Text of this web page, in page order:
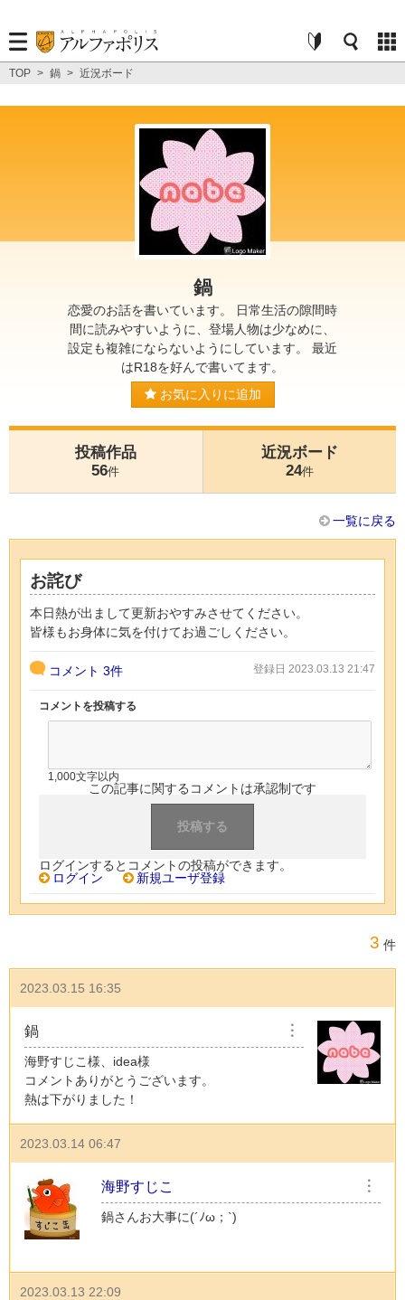
TOP > 鍋 > 近況ボード
鍋
恋愛のお話を書いています。 日常生活の隙間時
間に読みやすいように、登場人物は少なめに、
設定も複雑にならないようにしています。 最近
はR18を好んで書いてます。
お気に入りに追加
投稿作品
56件
近況ボード
24件
一覧に戻る
お詫び
本日熱が出まして更新おやすみさせてください。
皆様もお身体に気を付けてお過ごしください。
コメント 3件 登録日 2023.03.13 21:47
コメントを投稿する
1,000文字以内
この記事に関するコメントは承認制です
ログインするとコメントの投稿ができます。
ログイン
新規ユーザ登録
3 件
2023.03.15 16:35
鍋 ︙
海野すじこ様、idea様
コメントありがとうございます。
熱は下がりました！
2023.03.14 06:47
海野すじこ ︙
鍋さんお大事に(´ﾉω；`)
2023.03.13 22:09